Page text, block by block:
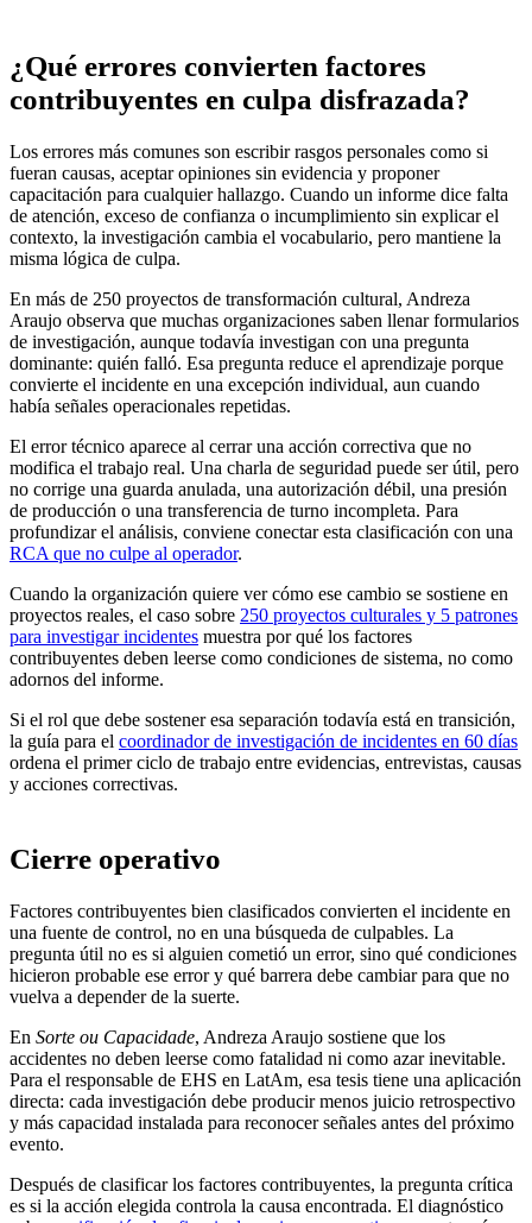
¿Qué errores convierten factores
contribuyentes en culpa disfrazada?
Los errores más comunes son escribir rasgos personales como si
fueran causas, aceptar opiniones sin evidencia y proponer
capacitación para cualquier hallazgo. Cuando un informe dice falta
de atención, exceso de confianza o incumplimiento sin explicar el
contexto, la investigación cambia el vocabulario, pero mantiene la
misma lógica de culpa.
En más de 250 proyectos de transformación cultural, Andreza
Araujo observa que muchas organizaciones saben llenar formularios
de investigación, aunque todavía investigan con una pregunta
dominante: quién falló. Esa pregunta reduce el aprendizaje porque
convierte el incidente en una excepción individual, aun cuando
había señales operacionales repetidas.
El error técnico aparece al cerrar una acción correctiva que no
modifica el trabajo real. Una charla de seguridad puede ser útil, pero
no corrige una guarda anulada, una autorización débil, una presión
de producción o una transferencia de turno incompleta. Para
profundizar el análisis, conviene conectar esta clasificación con una
RCA que no culpe al operador.
Cuando la organización quiere ver cómo ese cambio se sostiene en
proyectos reales, el caso sobre 250 proyectos culturales y 5 patrones
para investigar incidentes muestra por qué los factores
contribuyentes deben leerse como condiciones de sistema, no como
adornos del informe.
Si el rol que debe sostener esa separación todavía está en transición,
la guía para el coordinador de investigación de incidentes en 60 días
ordena el primer ciclo de trabajo entre evidencias, entrevistas, causas
y acciones correctivas.
Cierre operativo
Factores contribuyentes bien clasificados convierten el incidente en
una fuente de control, no en una búsqueda de culpables. La
pregunta útil no es si alguien cometió un error, sino qué condiciones
hicieron probable ese error y qué barrera debe cambiar para que no
vuelva a depender de la suerte.
En Sorte ou Capacidade, Andreza Araujo sostiene que los
accidentes no deben leerse como fatalidad ni como azar inevitable.
Para el responsable de EHS en LatAm, esa tesis tiene una aplicación
directa: cada investigación debe producir menos juicio retrospectivo
y más capacidad instalada para reconocer señales antes del próximo
evento.
Después de clasificar los factores contribuyentes, la pregunta crítica
es si la acción elegida controla la causa encontrada. El diagnóstico